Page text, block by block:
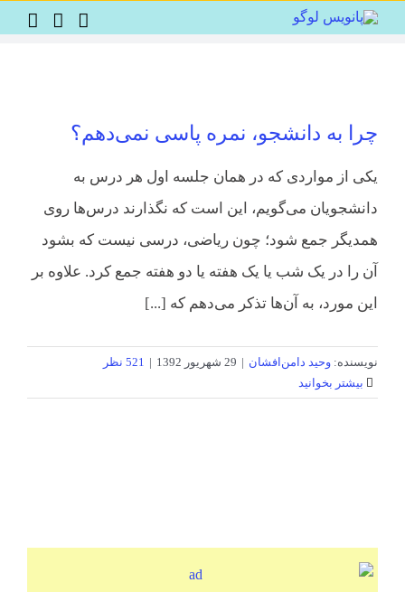
to
چرا به دانشجو، نمره پاسی نمی‌دهم؟
یکی از مواردی که در همان جلسه اول هر درس به
دانشجویان می‌گویم، این است که نگذارند درس‌ها روی
همدیگر جمع شود؛ چون ریاضی، درسی نیست که بشود
آن را در یک شب یا یک هفته یا دو هفته جمع کرد. علاوه بر
این مورد، به آن‌ها تذکر می‌دهم که [...]
نویسنده: وحید دامن‌افشان | 29 شهریور 1392 | 521 نظر
بیشتر بخوانید